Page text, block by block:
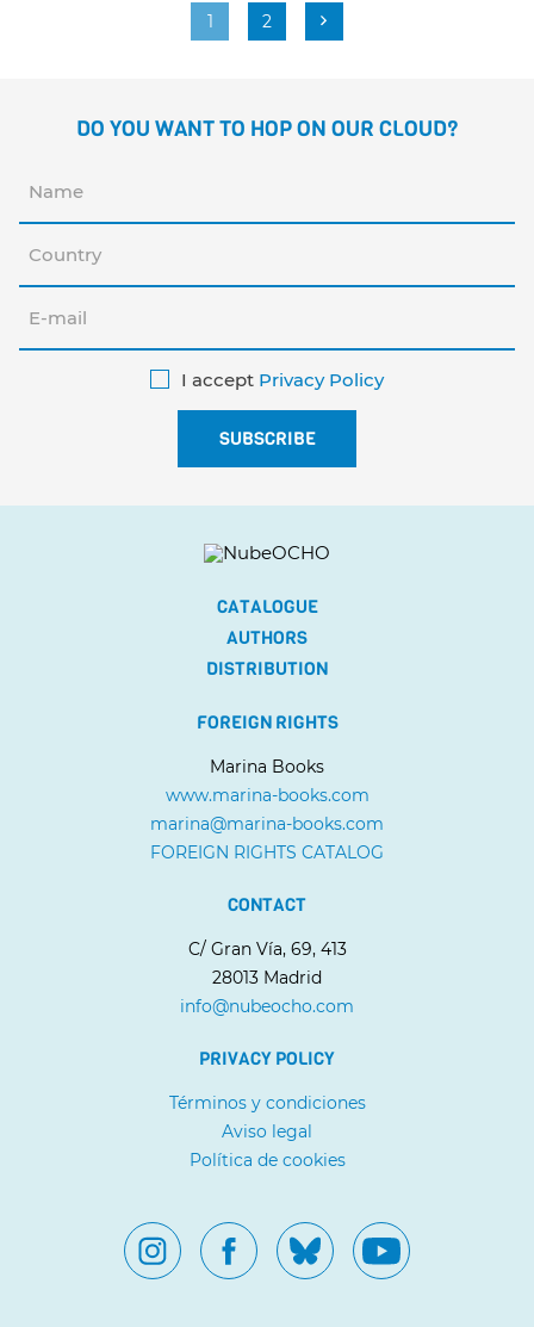
1 2
DO YOU WANT TO HOP ON OUR CLOUD?
I accept Privacy Policy
CATALOGUE
AUTHORS
DISTRIBUTION
FOREIGN RIGHTS
Marina Books
www.marina-books.com
marina@marina-books.com
FOREIGN RIGHTS CATALOG
CONTACT
C/ Gran Vía, 69, 413
28013 Madrid
info@nubeocho.com
PRIVACY POLICY
Términos y condiciones
Aviso legal
Política de cookies